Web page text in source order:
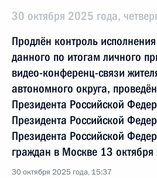
30 октября 2025 года,
Продлён контроль
данного по итогам личного
видео-конференц-связи
автономного округа,
Президента Российской
Президента Российской
Президента Российской
граждан в Москве 13
30 октября 2025 года, 15:37